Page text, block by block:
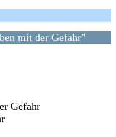
mit der Gefahr"
Gefahr